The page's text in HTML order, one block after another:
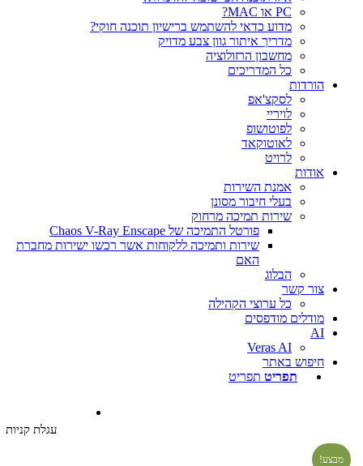
PC או MAC?
מדוע כדאי להשתמש ברישיון תוכנה חוקי?
מדריך איתור גוון צבע מדויק
מחשבון הרזולוציה
כל המדריכים
הורדות
לסקצ'אפ
לויריי
לפוטושופ
לאוטוקאד
לרויט
אודות
אמנת השירות
בעלי חיבור מסונן
שירות תמיכה מרחוק
פורטל התמיכה של Chaos V-Ray Enscape
שירות ותמיכה ללקוחות אשר רכשו ישירות מחברת
הבלוג
צור קשר
כל ערוצי הקהילה
מודלים מודפסים
AI
Veras AI
חיפוש באתר
תפריט תפריט
עגלת קניות